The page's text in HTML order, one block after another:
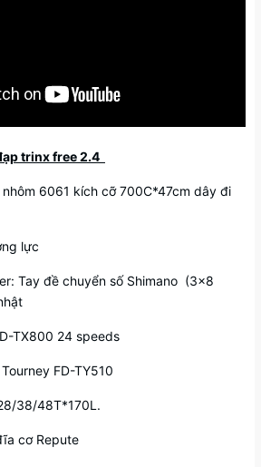
trinx free 2.4
6061 kích cỡ 700C*47cm dây đi
lực
Tay đề chuyển số Shimano (3×8
TX800 24 speeds
FD-TY510
38/48T*170L.
cơ Repute